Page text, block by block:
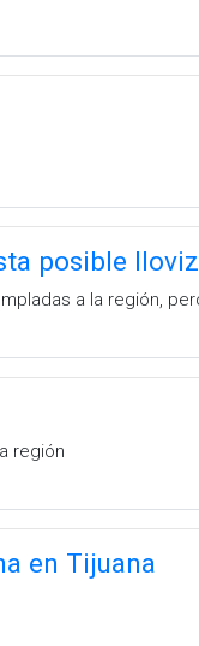
posible
a la región,
región
en Tijuana